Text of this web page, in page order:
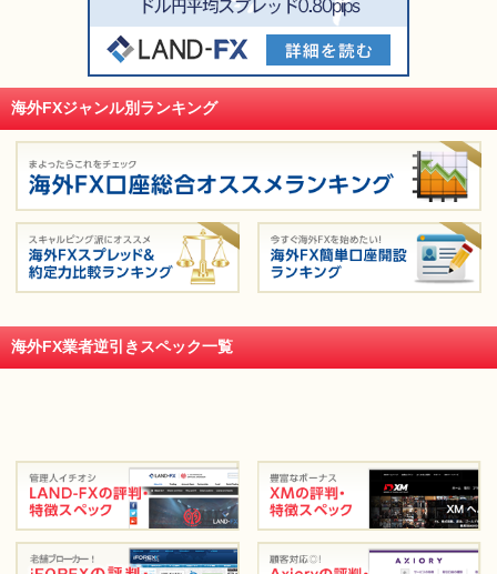
海外FXジャンル別ランキング
海外FX業者逆引きスペック一覧